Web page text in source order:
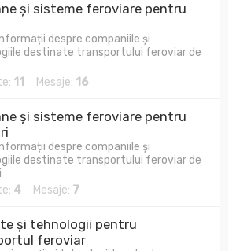
și sisteme feroviare pentru
despre companiile și
destinate transportului feroviar de
11 Mesaje: 16
și sisteme feroviare pentru
despre companiile și
destinate transportului feroviar de
4 Mesaje: 7
și tehnologii pentru
feroviar